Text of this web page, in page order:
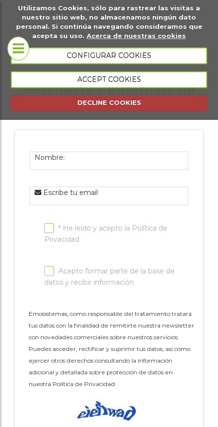
Utilizamos Cookies, sólo para rastrear las visitas a
nuestro sitio web, no almacenamos ningún dato
personal. Si continúa navegando consideramos que
acepta su uso. Acerca de nuestras cookies
CONFIGURAR COOKIES
ACCEPT COOKIES
DECLINE COOKIES
Sobre
nosotros
Conócenos
Portfolio
Páginas
web
Tiendas
virtuales
Página web
presencial
Gestión
Gestión de
Suscribete e infórmate de
nuestras novedades
Nombre:
Escribe tu email
* He leído y acepto la Política de
Privacidad
Acepto formar parte de la base de
datos y recibir información
Emosistemas, como responsable del tratamiento tratará
tus datos con la finalidad de remitirte nuestra newsletter
con novedades comerciales sobre nuestros servicios.
Puedes acceder, rectificar y suprimir tus datos, así como
ejercer otros derechos consultando la información
adicional y detallada sobre protección de datos en
nuestra Política de Privacidad